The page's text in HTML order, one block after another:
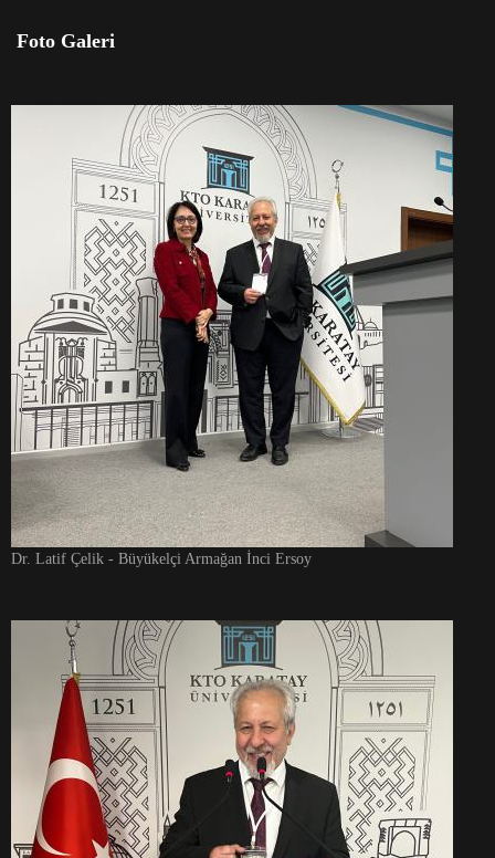
Foto Galeri
Dr. Latif Çelik - Büyükelçi Armağan İnci Ersoy